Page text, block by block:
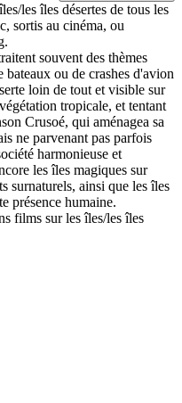
les îles désertes de tous les
sortis au cinéma, ou
souvent des thèmes
bateaux ou de crashes d'avion
loin de tout et visible sur
tropicale, et tentant
Crusoé, qui aménagea sa
ne parvenant pas parfois
harmonieuse et
les îles magiques sur
surnaturels, ainsi que les îles
présence humaine.
films sur les îles/les îles